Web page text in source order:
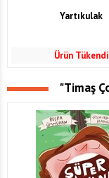
Yartıkulak
Ürün Tükendi
"Timaş